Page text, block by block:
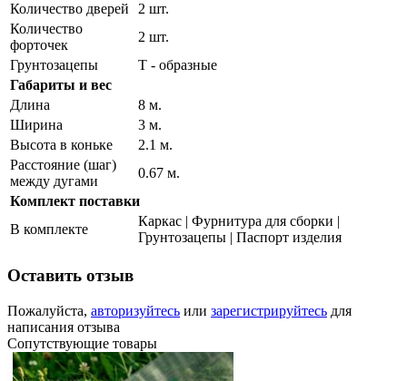
Количество дверей
2 шт.
Количество
форточек
2 шт.
Грунтозацепы
Т - образные
Габариты и вес
Длина
8 м.
Ширина
3 м.
Высота в коньке
2.1 м.
Расстояние (шаг)
между дугами
0.67 м.
Комплект поставки
В комплекте
Каркас | Фурнитура для сборки |
Грунтозацепы | Паспорт изделия
Оставить отзыв
Пожалуйста, авторизуйтесь или зарегистрируйтесь для
написания отзыва
Сопутствующие товары